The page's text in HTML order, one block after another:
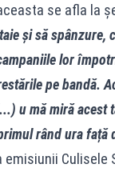
se afla la
și să spânzure,
lor
pe bandă.
u mă miră acest
rând ura față
Culisele